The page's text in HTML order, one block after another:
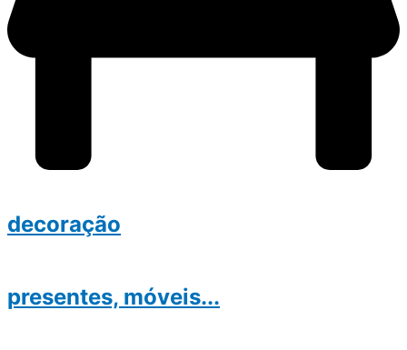
decoração
presentes, móveis...